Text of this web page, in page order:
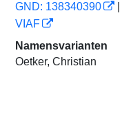
GND: 138340390
VIAF
Namensvarianten
Oetker, Christian